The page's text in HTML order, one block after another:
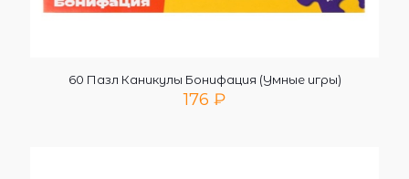
60 Пазл Каникулы Бонифация (Умные игры)
176 ₽